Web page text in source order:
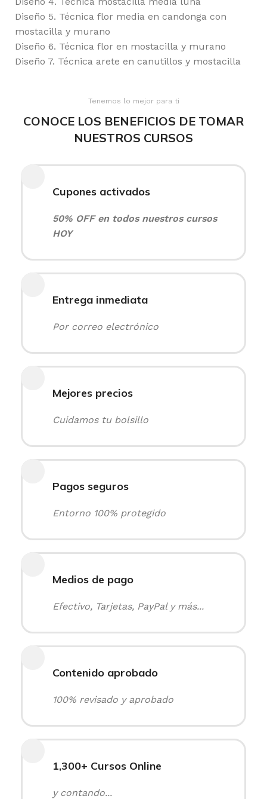
Diseño 5. Técnica flor media en candonga con
mostacilla y murano
Diseño 6. Técnica flor en mostacilla y murano
Diseño 7. Técnica arete en canutillos y mostacilla
Tenemos lo mejor para ti
CONOCE LOS BENEFICIOS DE TOMAR
NUESTROS CURSOS
Cupones activados
50% OFF en todos nuestros cursos
HOY
Entrega inmediata
Por correo electrónico
Mejores precios
Cuidamos tu bolsillo
Pagos seguros
Entorno 100% protegido
Medios de pago
Efectivo, Tarjetas, PayPal y más...
Contenido aprobado
100% revisado y aprobado
1,300+ Cursos Online
y contando...